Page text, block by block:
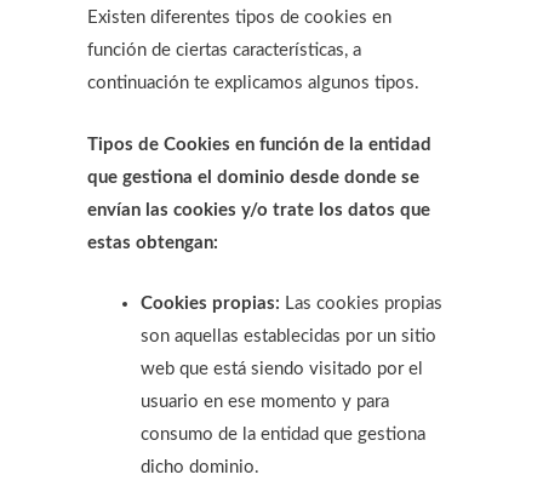
Existen diferentes tipos de cookies en
función de ciertas características, a
continuación te explicamos algunos tipos.
Tipos de Cookies en función de la entidad
que gestiona el dominio desde donde se
envían las cookies y/o trate los datos que
estas obtengan:
Cookies propias: Las cookies propias
son aquellas establecidas por un sitio
web que está siendo visitado por el
usuario en ese momento y para
consumo de la entidad que gestiona
dicho dominio.